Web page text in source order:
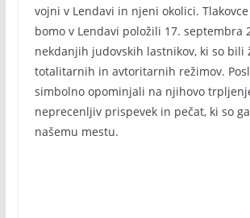
vojni v Lendavi in njeni okolici.
bomo v Lendavi položili 17. septembra
nekdanjih judovskih lastnikov, ki so bili
totalitarnih in avtoritarnih režimov.
simbolno opominjali na njihovo
neprecenljiv prispevek in pečat, ki so
našemu mestu.